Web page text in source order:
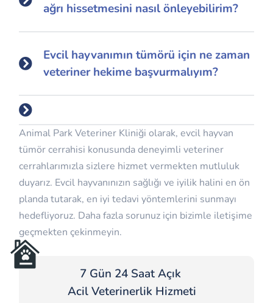
ağrı hissetmesini nasıl önleyebilirim?
Evcil hayvanımın tümörü için ne zaman
veteriner hekime başvurmalıyım?
Animal Park Veteriner Kliniği olarak, evcil hayvan
tümör cerrahisi konusunda deneyimli veteriner
cerrahlarımızla sizlere hizmet vermekten mutluluk
duyarız. Evcil hayvanınızın sağlığı ve iyilik halini en ön
planda tutarak, en iyi tedavi yöntemlerini sunmayı
hedefliyoruz. Daha fazla sorunuz için bizimle iletişime
geçmekten çekinmeyin.
7 Gün 24 Saat Açık
Acil Veterinerlik Hizmeti